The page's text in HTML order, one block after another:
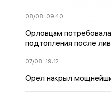
08/08 09:40
Орловцам
подтопления после
07/08 19:12
Орел накрыл